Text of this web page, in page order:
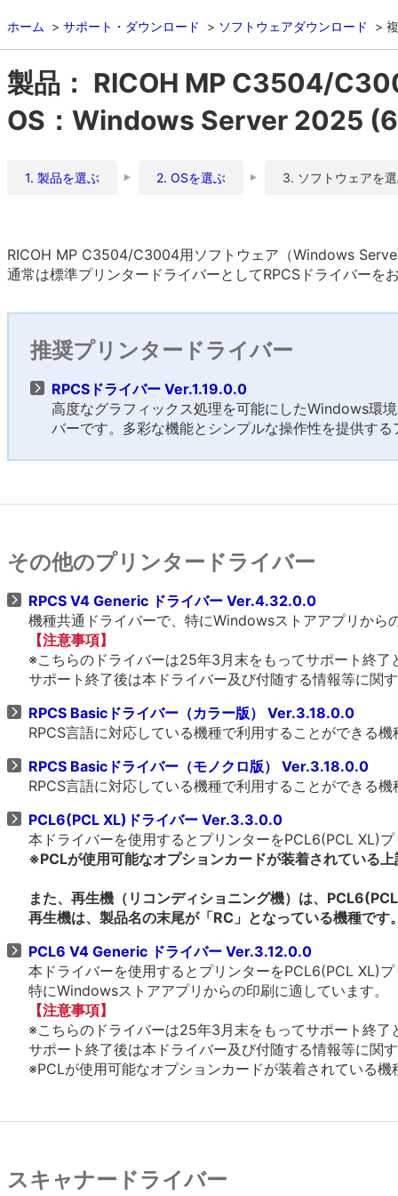
ホーム サポート・ダウンロード ソフトウェアダウンロード
製品： RICOH MP C3504/
OS：Windows Server 2025
1. 製品を選ぶ 2. OSを選ぶ 3. ソフトウェアを
RICOH MP C3504/C3004用ソフトウェア（Windows
通常は標準プリンタードライバーとしてRPCSドライバーを
推奨プリンタードライバー
RPCSドライバー Ver.1.19.0.0
高度なグラフィックス処理を可能にしたWindows環
バーです。多彩な機能とシンプルな操作性を提供す
その他のプリンタードライバー
RPCS V4 Generic ドライバー Ver.4.32.0.0
機種共通ドライバーで、特にWindowsストアアプリから
【注意事項】
※こちらのドライバーは25年3月末をもってサポート終了
サポート終了後は本ドライバー及び付随する情報等に関
RPCS Basicドライバー（カラー版） Ver.3.18.0.0
RPCS言語に対応している機種で利用することができる
RPCS Basicドライバー（モノクロ版） Ver.3.18.0.0
RPCS言語に対応している機種で利用することができる
PCL6(PCL XL)ドライバー Ver.3.3.0.0
本ドライバーを使用するとプリンターをPCL6(PCL XL)
※PCLが使用可能なオプションカードが装着されている
また、再生機（リコンディショニング機）は、
再生機は、製品名の末尾が「RC」となっている機種です
PCL6 V4 Generic ドライバー Ver.3.12.0.0
本ドライバーを使用するとプリンターをPCL6(PCL XL)
特にWindowsストアアプリからの印刷に適しています。
【注意事項】
※こちらのドライバーは25年3月末をもってサポート終了
サポート終了後は本ドライバー及び付随する情報等に関
※PCLが使用可能なオプションカードが装着されている
スキャナードライバー